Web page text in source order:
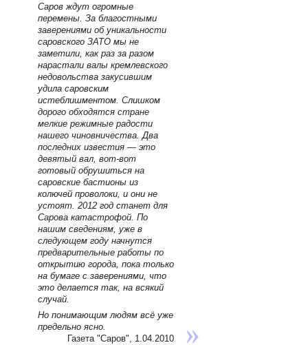
Саров ждут огромные
перемены. За благостными
заверениями об уникальности
саровского ЗАТО мы не
заметили, как раз за разом
нарастали валы кремлевского
недовольства закусившим
удила саровским
истеблишментом. Слишком
дорого обходятся стране
мелкие режимные радости
нашего чиновничества. Два
последних известия — это
девятый вал, вот-вот
готовый обрушиться на
саровские бастионы из
колючей проволоки, и они не
устоят. 2012 год станет для
Сарова катастрофой. По
нашим сведениям, уже в
следующем году начнутся
предварительные работы по
открытию города, пока только
на бумаге с заверениями, что
это делается так, на всякий
случай.
Но понимающим людям всё уже
предельно ясно.
Газета "Саров", 1.04.2010